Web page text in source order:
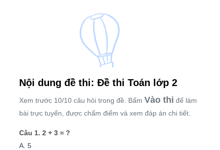
Nội dung đề thi: Đề thi Toán lớp 2
Xem trước 10/10 câu hỏi trong đề. Bấm Vào thi để làm
bài trực tuyến, được chấm điểm và xem đáp án chi tiết.
Câu 1. 2 + 3 = ?
A. 5